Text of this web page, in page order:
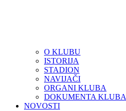
O KLUBU
ISTORIJA
STADION
NAVIJAČI
ORGANI KLUBA
DOKUMENTA KLUBA
NOVOSTI